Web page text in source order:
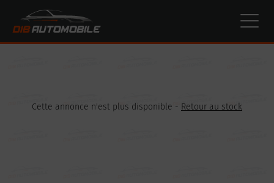
Cette annonce n'est plus disponible - Retour au stock